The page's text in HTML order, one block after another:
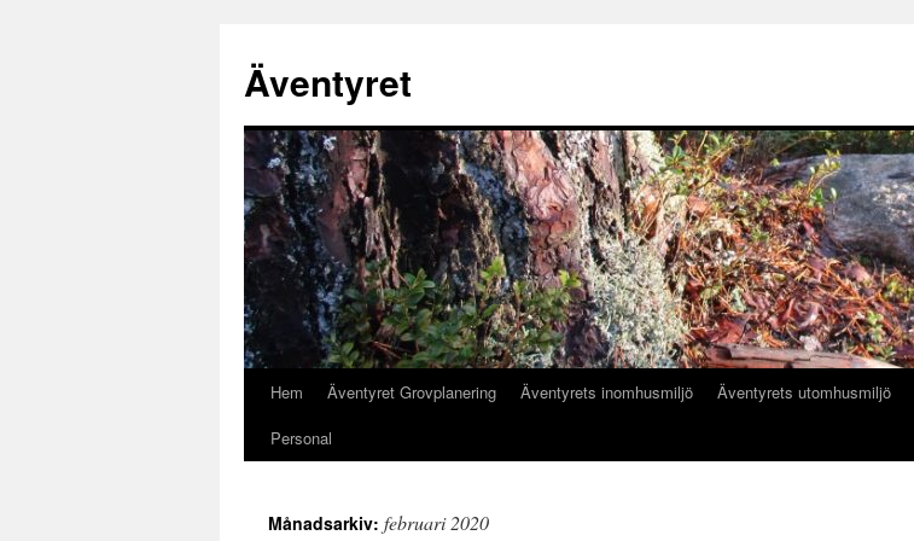
Äventyret
Hoppa
Hem Äventyret Grovplanering Äventyrets inomhusmiljö Äventyrets utomhusmiljö
Personal
Månadsarkiv: februari 2020